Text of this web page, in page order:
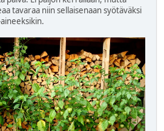
tavaraa niin sellaisenaan syötäväksi